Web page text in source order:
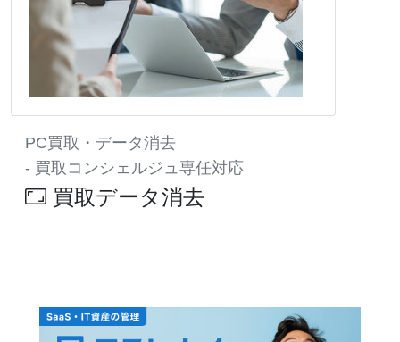
PC買取・データ消去
- 買取コンシェルジュ専任対応
買取データ消去